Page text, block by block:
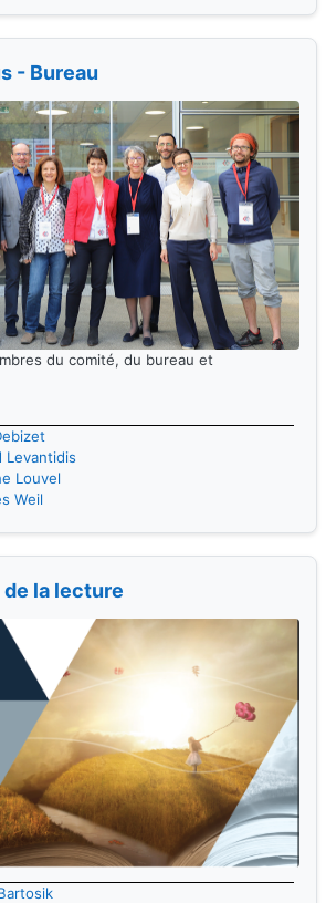
- Bureau
du comité, du bureau et
Levantidis
Louvel
Weil
la lecture